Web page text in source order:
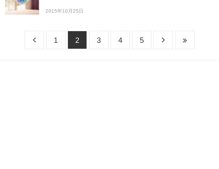
2015年10月25日
1 2 3 4 5